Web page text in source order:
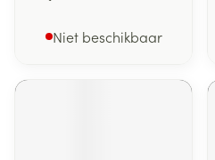
Niet beschikbaar